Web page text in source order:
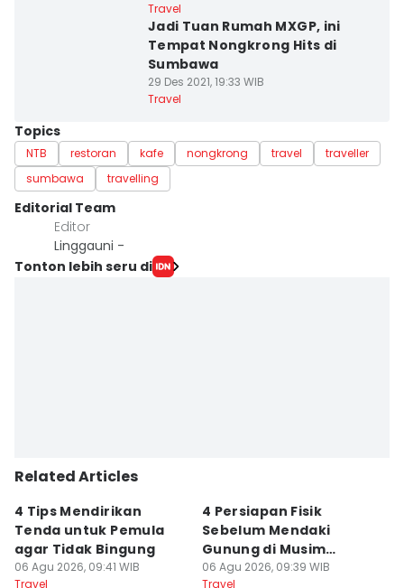
Travel
Jadi Tuan Rumah MXGP, ini
Tempat Nongkrong Hits di
Sumbawa
29 Des 2021, 19:33 WIB
Travel
Topics
NTB restoran kafe nongkrong travel
traveller
sumbawa
travelling
Editorial Team
Editor
Linggauni -
Tonton lebih seru di
Related Articles
4 Tips Mendirikan
Tenda untuk Pemula
agar Tidak Bingung
06 Agu 2026, 09:41 WIB
Travel
4 Persiapan Fisik
Sebelum Mendaki
Gunung di Musim
Kemarau
06 Agu 2026, 09:39 WIB
Travel